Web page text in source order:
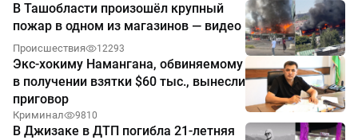
В Ташобласти произошёл крупный
пожар в одном из магазинов — видео
Происшествия 12293
Экс-хокиму Намангана, обвиняемому
в получении взятки $60 тыс., вынесли
приговор
Криминал 9810
В Джизаке в ДТП погибла 21-летняя